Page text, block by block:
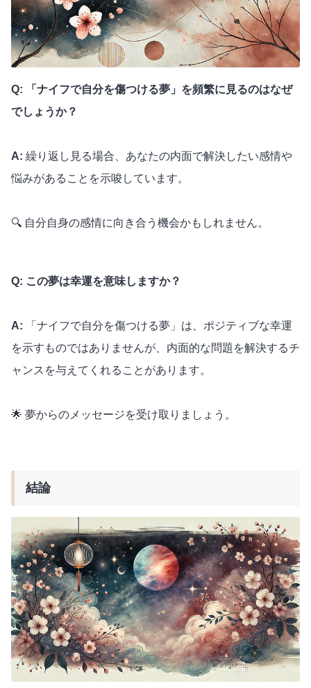
Q: 「ナイフで自分を傷つける夢」を頻繁に見るのはなぜ
でしょうか？
A: 繰り返し見る場合、あなたの内面で解決したい感情や
悩みがあることを示唆しています。
🔍 自分自身の感情に向き合う機会かもしれません。
Q: この夢は幸運を意味しますか？
A:
「ナイフで自分を傷つける夢」は、ポジティブな幸運
を示すものではありませんが、内面的な問題を解決するチ
ャンスを与えてくれることがあります。
🌟 夢からのメッセージを受け取りましょう。
結論